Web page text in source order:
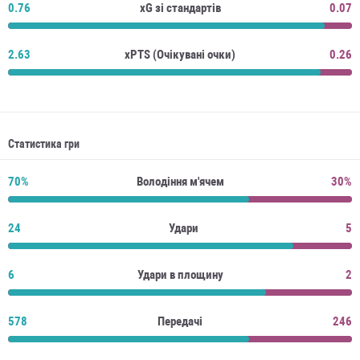
0.76 xG зі стандартів 0.07
2.63 xPTS (Очікувані очки) 0.26
Статистика гри
70% Володіння м'ячем 30%
24 Удари 5
6 Удари в площину 2
578 Передачі 246